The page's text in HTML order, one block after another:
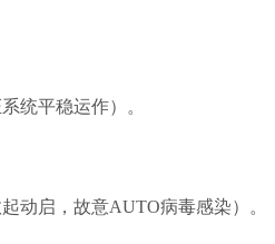
统平稳运作）。
启，故意AUTO病毒感染）。